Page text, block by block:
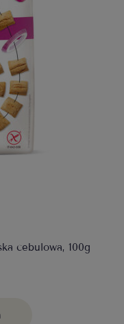
cebulowa, 100g